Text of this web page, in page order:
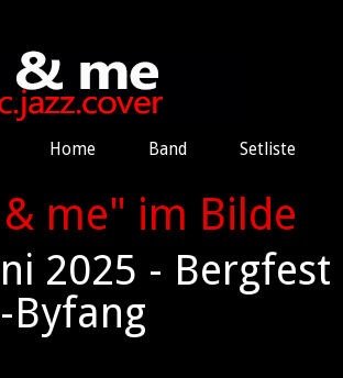
Home Band Setliste
me" im Bilde
2025 -
Byfang